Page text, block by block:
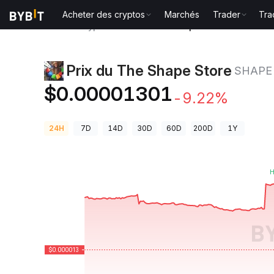
Acheter des cryptos Marchés Trader
Prix du The Shape Store SHAPE
$0.00001301 -9.22%
24H 7D 14D 30D 60D 200D 1Y